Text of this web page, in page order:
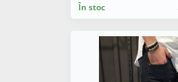
În stoc